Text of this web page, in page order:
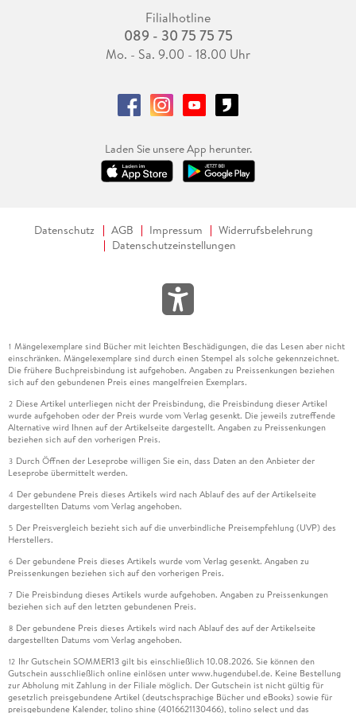
Filialhotline
089 - 30 75 75 75
Mo. - Sa. 9.00 - 18.00 Uhr
Laden Sie unsere App herunter.
Datenschutz AGB Impressum
Widerrufsbelehrung
Datenschutzeinstellungen
1 Mängelexemplare sind Bücher mit leichten Beschädigungen, die das Lesen aber nicht
einschränken. Mängelexemplare sind durch einen Stempel als solche gekennzeichnet.
Die frühere Buchpreisbindung ist aufgehoben. Angaben zu Preissenkungen beziehen
sich auf den gebundenen Preis eines mangelfreien Exemplars.
2 Diese Artikel unterliegen nicht der Preisbindung, die Preisbindung dieser Artikel
wurde aufgehoben oder der Preis wurde vom Verlag gesenkt. Die jeweils zutreffende
Alternative wird Ihnen auf der Artikelseite dargestellt. Angaben zu Preissenkungen
beziehen sich auf den vorherigen Preis.
3 Durch Öffnen der Leseprobe willigen Sie ein, dass Daten an den Anbieter der
Leseprobe übermittelt werden.
4 Der gebundene Preis dieses Artikels wird nach Ablauf des auf der Artikelseite
dargestellten Datums vom Verlag angehoben.
5 Der Preisvergleich bezieht sich auf die unverbindliche Preisempfehlung (UVP) des
Herstellers.
6 Der gebundene Preis dieses Artikels wurde vom Verlag gesenkt. Angaben zu
Preissenkungen beziehen sich auf den vorherigen Preis.
7 Die Preisbindung dieses Artikels wurde aufgehoben. Angaben zu Preissenkungen
beziehen sich auf den letzten gebundenen Preis.
8 Der gebundene Preis dieses Artikels wird nach Ablauf des auf der Artikelseite
dargestellten Datums vom Verlag angehoben.
12 Ihr Gutschein SOMMER13 gilt bis einschließlich 10.08.2026. Sie können den
Gutschein ausschließlich online einlösen unter www.hugendubel.de. Keine Bestellung
zur Abholung mit Zahlung in der Filiale möglich. Der Gutschein ist nicht gültig für
gesetzlich preisgebundene Artikel (deutschsprachige Bücher und eBooks) sowie für
preisgebundene Kalender, tolino shine (4016621130466), tolino select und das